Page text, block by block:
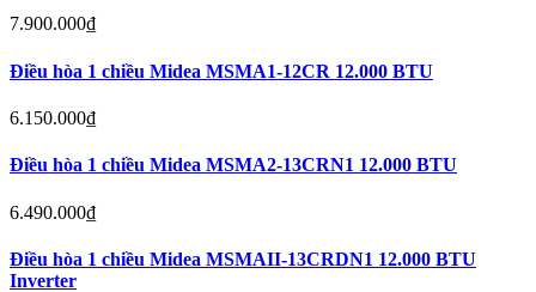
7.900.000₫
Điều hòa 1 chiều Midea MSMA1-12CR 12.000 BTU
6.150.000₫
Điều hòa 1 chiều Midea MSMA2-13CRN1 12.000 BTU
6.490.000₫
Điều hòa 1 chiều Midea MSMAII-13CRDN1 12.000 BTU
Inverter